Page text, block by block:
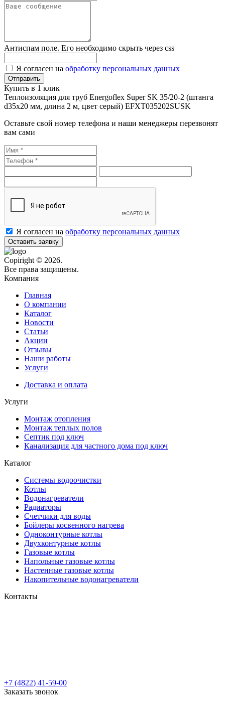
Антиспам поле. Его необходимо скрыть через css
Я согласен на обработку персональных данных
Купить в 1 клик
Теплоизоляция для труб Energoflex Super SK 35/20-2 (штанга
d35x20 мм, длина 2 м, цвет серый) EFXT035202SUSK
Оставьте свой номер телефона и наши менеджеры перезвонят
вам сами
Я согласен на обработку персональных данных
Оставить заявку
Copiright © 2026.
Все права защищены.
Компания
Главная
О компании
Каталог
Новости
Статьи
Акции
Отзывы
Наши работы
Услуги
Доставка и оплата
Услуги
Монтаж отопления
Монтаж теплых полов
Септик под ключ
Канализация для частного дома под ключ
Каталог
Системы водоочистки
Котлы
Водонагреватели
Радиаторы
Cчетчики для воды
Бойлеры косвенного нагрева
Одноконтурные котлы
Двухконтурные котлы
Газовые котлы
Напольные газовые котлы
Настенные газовые котлы
Накопительные водонагреватели
Контакты
+7 (4822) 41-59-00
Заказать звонок